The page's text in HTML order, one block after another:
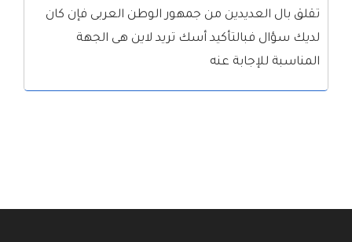
تقلق بال العديدين من جمهور الوطن العربى فإن كان
لديك سؤال فبالتأكيد أسك تريد لاين هى الجهة
المناسبة للإجابة عنه